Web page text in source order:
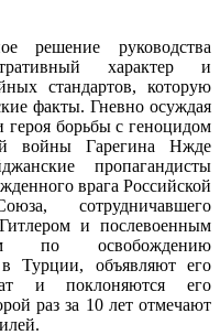
решение руководства
характер и
стандартов, которую
факты. Гневно осуждая
борьбы с геноцидом
войны Гарегина Нжде
пропагандисты
врага Российской
сотрудничавшего
и послевоенным
по освобождению
Турции, объявляют его
и поклоняются его
раз за 10 лет отмечают